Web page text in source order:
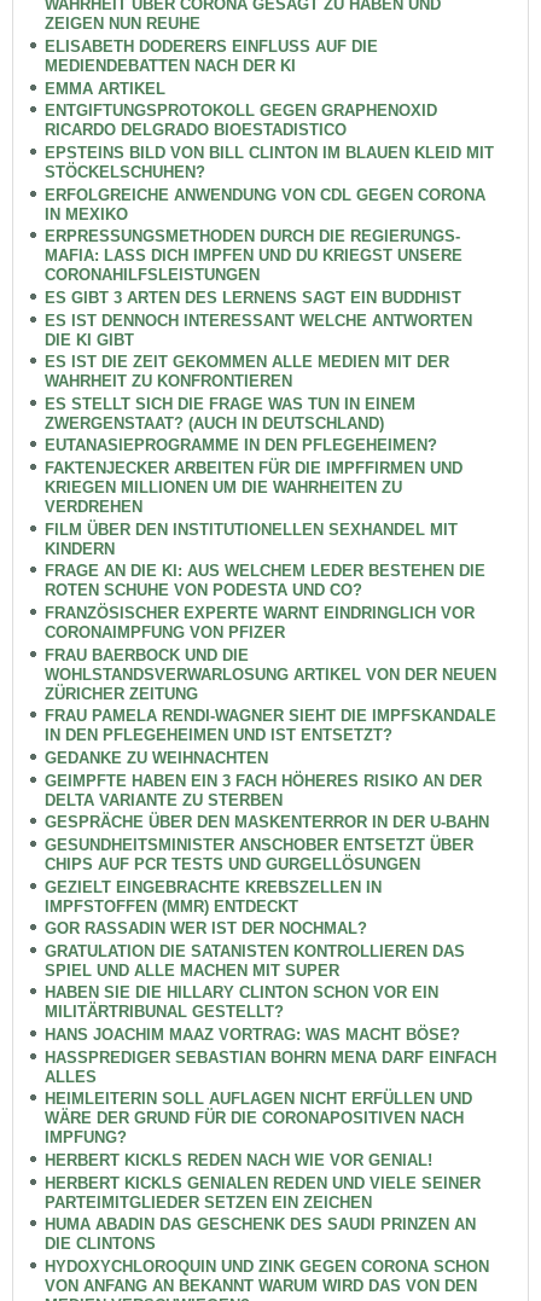
WAHRHEIT ÜBER CORONA GESAGT ZU HABEN UND
ZEIGEN NUN REUHE
ELISABETH DODERERS EINFLUSS AUF DIE
MEDIENDEBATTEN NACH DER KI
EMMA ARTIKEL
ENTGIFTUNGSPROTOKOLL GEGEN GRAPHENOXID
RICARDO DELGRADO BIOESTADISTICO
EPSTEINS BILD VON BILL CLINTON IM BLAUEN KLEID MIT
STÖCKELSCHUHEN?
ERFOLGREICHE ANWENDUNG VON CDL GEGEN CORONA
IN MEXIKO
ERPRESSUNGSMETHODEN DURCH DIE REGIERUNGS-
MAFIA: LASS DICH IMPFEN UND DU KRIEGST UNSERE
CORONAHILFSLEISTUNGEN
ES GIBT 3 ARTEN DES LERNENS SAGT EIN BUDDHIST
ES IST DENNOCH INTERESSANT WELCHE ANTWORTEN
DIE KI GIBT
ES IST DIE ZEIT GEKOMMEN ALLE MEDIEN MIT DER
WAHRHEIT ZU KONFRONTIEREN
ES STELLT SICH DIE FRAGE WAS TUN IN EINEM
ZWERGENSTAAT? (AUCH IN DEUTSCHLAND)
EUTANASIEPROGRAMME IN DEN PFLEGEHEIMEN?
FAKTENJECKER ARBEITEN FÜR DIE IMPFFIRMEN UND
KRIEGEN MILLIONEN UM DIE WAHRHEITEN ZU
VERDREHEN
FILM ÜBER DEN INSTITUTIONELLEN SEXHANDEL MIT
KINDERN
FRAGE AN DIE KI: AUS WELCHEM LEDER BESTEHEN DIE
ROTEN SCHUHE VON PODESTA UND CO?
FRANZÖSISCHER EXPERTE WARNT EINDRINGLICH VOR
CORONAIMPFUNG VON PFIZER
FRAU BAERBOCK UND DIE
WOHLSTANDSVERWARLOSUNG ARTIKEL VON DER NEUEN
ZÜRICHER ZEITUNG
FRAU PAMELA RENDI-WAGNER SIEHT DIE IMPFSKANDALE
IN DEN PFLEGEHEIMEN UND IST ENTSETZT?
GEDANKE ZU WEIHNACHTEN
GEIMPFTE HABEN EIN 3 FACH HÖHERES RISIKO AN DER
DELTA VARIANTE ZU STERBEN
GESPRÄCHE ÜBER DEN MASKENTERROR IN DER U-BAHN
GESUNDHEITSMINISTER ANSCHOBER ENTSETZT ÜBER
CHIPS AUF PCR TESTS UND GURGELLÖSUNGEN
GEZIELT EINGEBRACHTE KREBSZELLEN IN
IMPFSTOFFEN (MMR) ENTDECKT
GOR RASSADIN WER IST DER NOCHMAL?
GRATULATION DIE SATANISTEN KONTROLLIEREN DAS
SPIEL UND ALLE MACHEN MIT SUPER
HABEN SIE DIE HILLARY CLINTON SCHON VOR EIN
MILITÄRTRIBUNAL GESTELLT?
HANS JOACHIM MAAZ VORTRAG: WAS MACHT BÖSE?
HASSPREDIGER SEBASTIAN BOHRN MENA DARF EINFACH
ALLES
HEIMLEITERIN SOLL AUFLAGEN NICHT ERFÜLLEN UND
WÄRE DER GRUND FÜR DIE CORONAPOSITIVEN NACH
IMPFUNG?
HERBERT KICKLS REDEN NACH WIE VOR GENIAL!
HERBERT KICKLS GENIALEN REDEN UND VIELE SEINER
PARTEIMITGLIEDER SETZEN EIN ZEICHEN
HUMA ABADIN DAS GESCHENK DES SAUDI PRINZEN AN
DIE CLINTONS
HYDOXYCHLOROQUIN UND ZINK GEGEN CORONA SCHON
VON ANFANG AN BEKANNT WARUM WIRD DAS VON DEN